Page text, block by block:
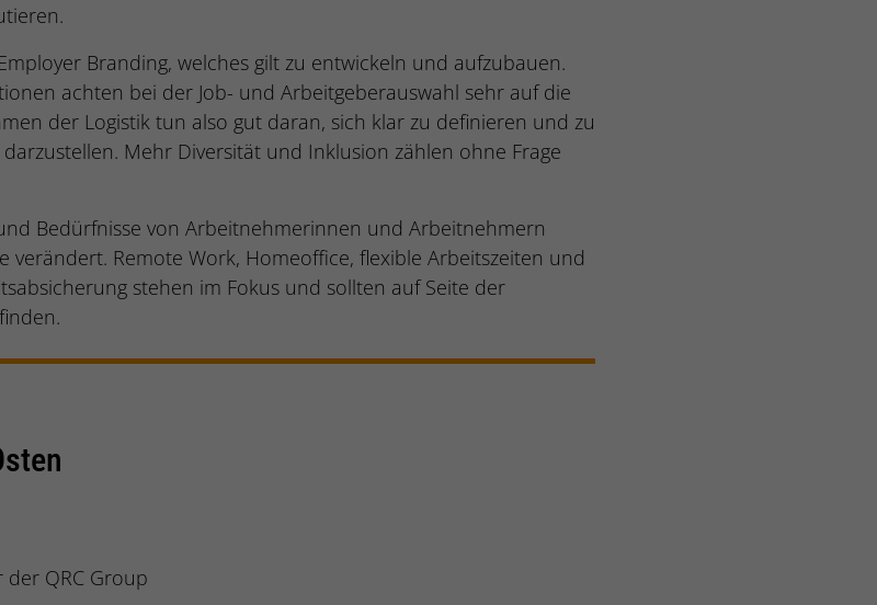
Branding, welches gilt zu entwickeln und aufzubauen.
achten bei der Job- und Arbeitgeberauswahl sehr auf die
der Logistik tun also gut daran, sich klar zu definieren und zu
Mehr Diversität und Inklusion zählen ohne Frage
Bedürfnisse von Arbeitnehmerinnen und Arbeitnehmern
verändert. Remote Work, Homeoffice, flexible Arbeitszeiten und
stehen im Fokus und sollten auf Seite der
der QRC Group